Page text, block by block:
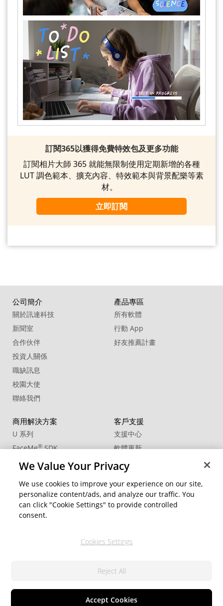
訂閱365以獲得免費特效包及更多功能
訂閱相片大師 365 就能無限制使用定期新增的各種
LUT 調色範本、擴充內容、特效範本與背景配樂等素
材。
立即訂閱
公司簡介
關於訊連科技
新聞室
合作伙伴
投資人關係
職缺訊息
校園大使
聯絡我們
產品專區
所有軟體
行動 App
好友推薦計畫
商用解決方案
U 系列
FaceMe®SDK
客戶支援
支援中心
軟體更新
教學中心
CCP國際專業認證
社群資源
會員專區
變更地區
Cookie 設定
We Value Your Privacy
We use cookies to improve your experience on our site,
personalize content/ads, and analyze our traffic. You
can click "Cookie Settings" to provide controlled
consent.
Cookies Settings
Reject All
Accept Cookies